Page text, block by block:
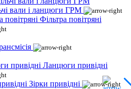
вали і ланцюги ГРМ
Фільтра повітряні
Ланцюги привідні
Зірки привідні